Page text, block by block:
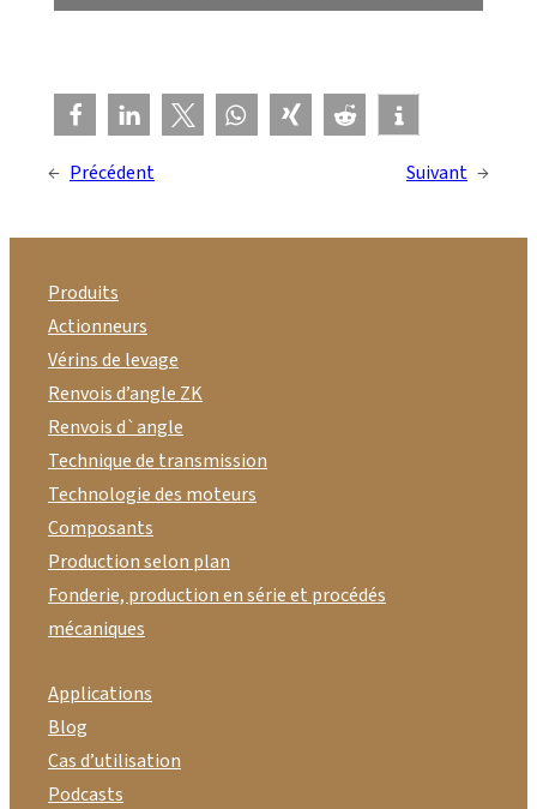
← Précédent Suivant →
Produits
Actionneurs
Vérins de levage
Renvois d’angle ZK
Renvois d`angle
Technique de transmission
Technologie des moteurs
Composants
Production selon plan
Fonderie, production en série et procédés
mécaniques
Applications
Blog
Cas d’utilisation
Podcasts